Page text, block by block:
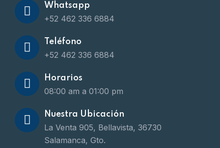
Whatsapp
+52 462 336 6884
Teléfono
+52 462 336 6884
Horarios
08:00 am a 01:00 pm
Nuestra Ubicación
La Venta 905, Bellavista, 36730
Salamanca, Gto.